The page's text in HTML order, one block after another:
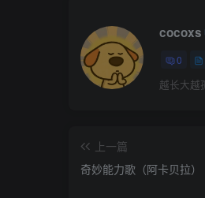
cocoxs
0
越长大越
上一篇
奇妙能力歌（阿卡贝拉）